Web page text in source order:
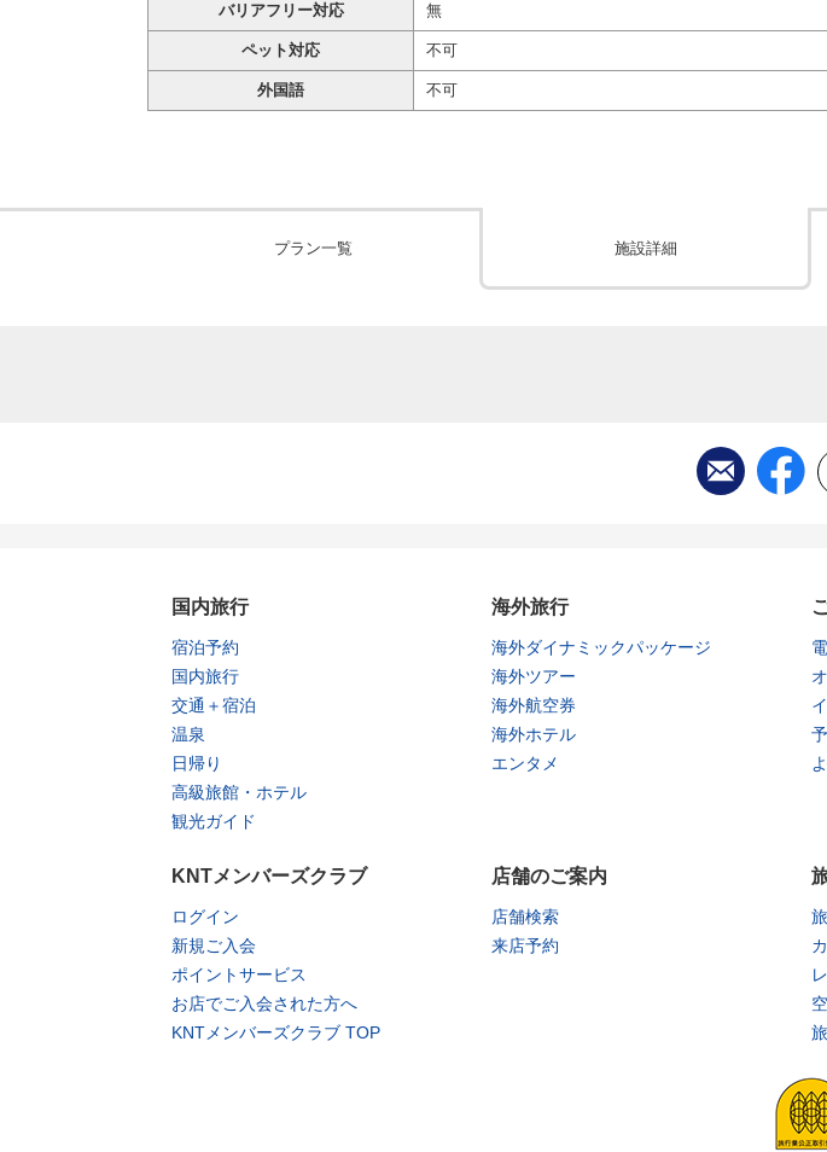
バリアフリー対応 無
ペット対応 不可
外国語 不可
プラン一覧 施設詳細
国内旅行
宿泊予約
国内旅行
交通＋宿泊
温泉
日帰り
高級旅館・ホテル
観光ガイド
海外旅行
海外ダイナミックパッケージ
海外ツアー
海外航空券
海外ホテル
エンタメ
KNTメンバーズクラブ
ログイン
新規ご入会
ポイントサービス
お店でご入会された方へ
KNTメンバーズクラブ TOP
店舗のご案内
店舗検索
来店予約